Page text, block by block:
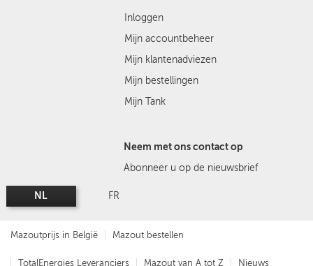
Inloggen
Mijn accountbeheer
Mijn klantenadviezen
Mijn bestellingen
Mijn Tank
Neem met ons contact op
Abonneer u op de nieuwsbrief
NL FR
Mazoutprijs in België Mazout bestellen
TotalEnergies Leveranciers Mazout van A tot Z Nieuws